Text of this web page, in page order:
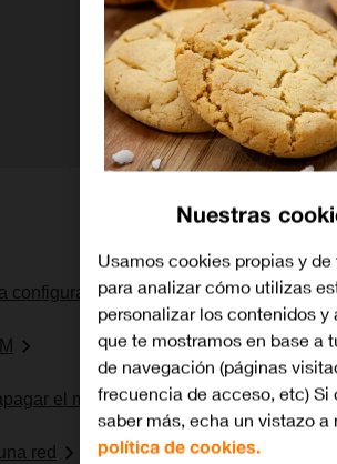
Galaxy J4 - Black - imagen 1
configuración predeterminada
el móvil
red
Nuestras
Usamos cookies propias y de
para analizar cómo utilizas
personalizar los contenidos y
que te mostramos en base a
de navegación (páginas
frecuencia de acceso, etc) Si
saber más, echa un vistazo a
política de cookies.